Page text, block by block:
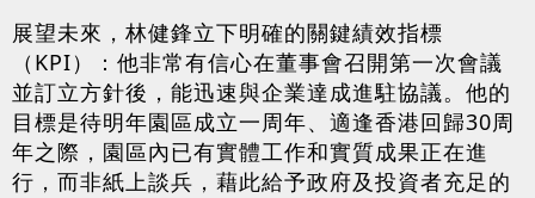
展望未來，林健鋒立下明確的關鍵績效指標
（KPI）：他非常有信心在董事會召開第一次會議
並訂立方針後，能迅速與企業達成進駐協議。他的
目標是待明年園區成立一周年、適逢香港回歸30周
年之際，園區內已有實體工作和實質成果正在進
行，而非紙上談兵，藉此給予政府及投資者充足的